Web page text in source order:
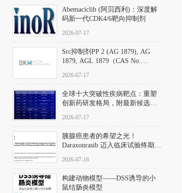
过精准嵌入激酶的ATP结合位点
发挥抑制作用，对ROCK1和
ROCK2的解离常数（Ki）分别为
140 nM和300 nM；在众多丝氨酸/
中，其靶向ROCK的选择性超过
200倍，凸显出优异的分子特异
Abemaciclib (阿贝西利)：深度解
码新一代CDK4/6靶向抑制剂
2026-07-17
Src抑制剂PP 2 (AG 1879), AG
1879, AGL 1879（CAS No.
应用指南
2026-07-17
全球十大突破性疾病靶点：重塑
创新药研发格局，附最新候选分
2026-07-17
胰腺癌患者的希望之光！
Daraxonrasib 迈入临床试验终期阶
2026-07-16
构建动物模型——DSS诱导的小
鼠结肠炎模型